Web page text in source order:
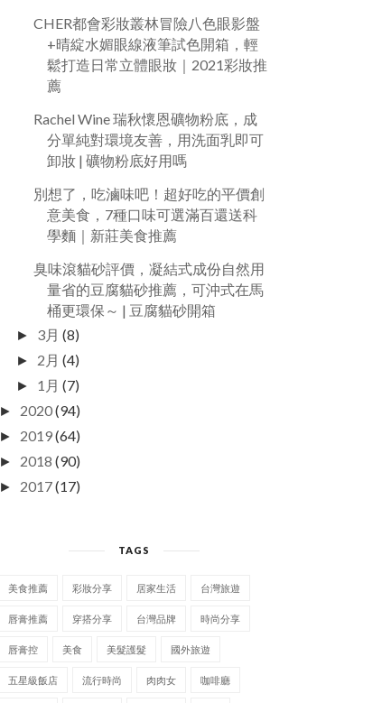
CHER都會彩妝叢林冒險八色眼影盤
+晴綻水媚眼線液筆試色開箱，輕
鬆打造日常立體眼妝｜2021彩妝推
薦
Rachel Wine 瑞秋懷恩礦物粉底，成
分單純對環境友善，用洗面乳即可
卸妝 | 礦物粉底好用嗎
別想了，吃滷味吧！超好吃的平價創
意美食，7種口味可選滿百還送科
學麵｜新莊美食推薦
臭味滾貓砂評價，凝結式成份自然用
量省的豆腐貓砂推薦，可沖式在馬
桶更環保～ | 豆腐貓砂開箱
► 3月 (8)
► 2月 (4)
► 1月 (7)
► 2020(94)
► 2019(64)
► 2018 (90)
► 2017(17)
TAGS
美食推薦 彩妝分享 居家生活 台灣旅遊
唇膏推薦 穿搭分享 台灣品牌 時尚分享
唇膏控 美食 美髮護髮 國外旅遊
五星級飯店 流行時尚 肉肉女 咖啡廳